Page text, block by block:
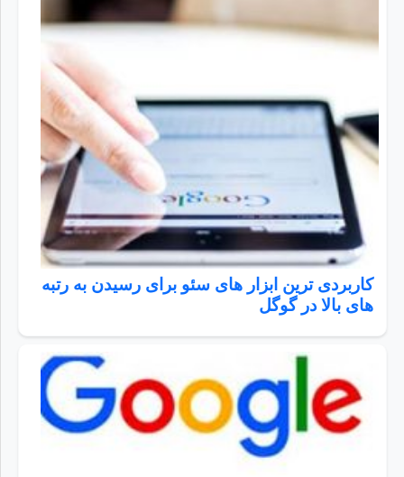
کاربردی ترین ابزار های سئو برای رسیدن به رتبه
های بالا در گوگل